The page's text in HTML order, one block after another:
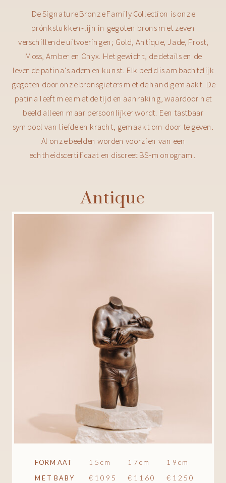
€1250
€1160
€1095
MET BABY
19cm
17cm
15cm
FORMAAT
Antique
De Signature Bronze Family Collection is onze
prónkstukken-lijn in gegoten brons met zeven
verschillende uitvoeringen; Gold, Antique, Jade, Frost,
Moss, Amber en Onyx. Het gewicht, de details en de
levende patina's ademen kunst. Elk beeld is ambachtelijk
gegoten door onze bronsgieters met de hand gemaakt. De
patina leeft mee met de tijd en aanraking, waardoor het
beeld alleen maar persoonlijker wordt. Een tastbaar
symbool van liefde en kracht, gemaakt om door te geven.
Al onze beelden worden voorzien van een
echtheidscertificaat en discreet BS-monogram.